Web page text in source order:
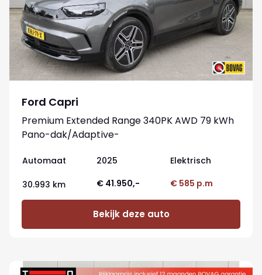
Ford Capri
Premium Extended Range 340PK AWD 79 kWh
Pano-dak/Adaptive-
Automaat 2025 Elektrisch
30.993 km € 41.950,- € 585 p.m
Bekijk deze auto